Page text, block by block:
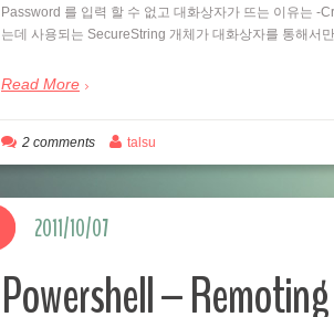
Password 를 입력 할 수 없고 대화상자가 뜨는 이유는 -
는데 사용되는 SecureString 개체가 대화상자를 통해서
Read More
2 comments talsu
Powershell –
2011/10/07